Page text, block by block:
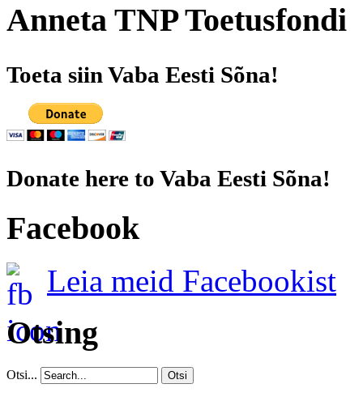
Anneta TNP Toetusfondi
Toeta siin Vaba Eesti Sõna!
Donate here to Vaba Eesti Sõna!
Facebook
Leia meid Facebookist
Otsing
Otsi... Otsi